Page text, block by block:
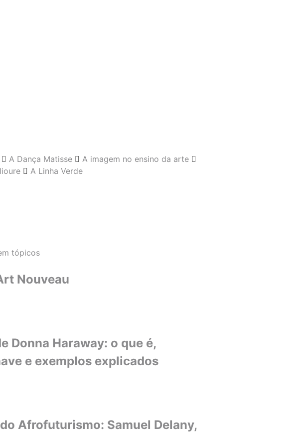
A Dança Matisse
A imagem no ensino da arte
A Linha Verde
tópicos
Nouveau
Donna Haraway: o que é,
e exemplos explicados
Afrofuturismo: Samuel Delany,